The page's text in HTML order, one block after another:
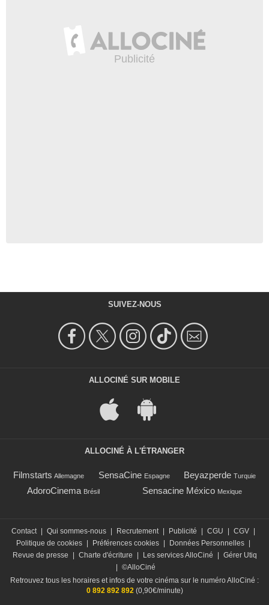
SUIVEZ-NOUS
ALLOCINÉ SUR MOBILE
ALLOCINÉ À L'ÉTRANGER
Filmstarts Allemagne SensaCine Espagne Beyazperde Turquie
AdoroCinema Brésil Sensacine México Mexique
Contact Qui sommes-nous Recrutement Publicité CGU CGV
Politique de cookies
Préférences cookies Données Personnelles
Revue de presse
Charte d'écriture Les services AlloCiné
Gérer Utiq
©AlloCiné
Retrouvez tous les horaires et infos de votre cinéma sur le numéro AlloCiné :
0 892 892 892(0,90€/minute)